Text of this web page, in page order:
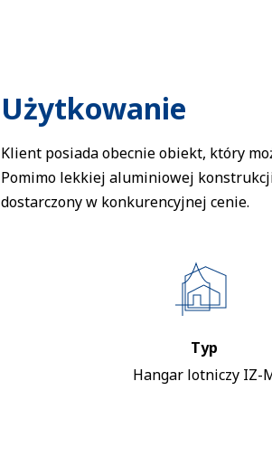
Użytkowanie
Klient posiada obecnie obiekt, który
Pomimo lekkiej aluminiowej
dostarczony w konkurencyjnej cenie.
Typ
Hangar lotniczy IZ-